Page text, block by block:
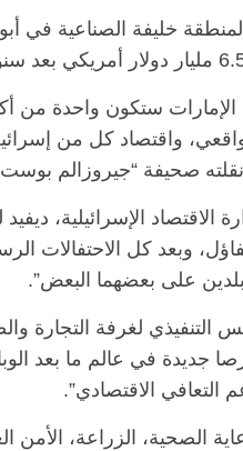
خليفة الصناعية في
ستكون واحدة من
واقعي، واقتصاد كل من
نقلته صحيفة “جيروزالم
الاقتصاد الإسرائيلية،
وبعد كل الاحتفالات
على بعضهما البعض”.
التنفيذي لغرفة التجارة
الاقتصادي”.
الصحية، الزراعة، الأمن
مصر ناس وناس
رحيله.. د. نور فرحات فقيه
دافع عن قضايا الوطن وانحاز